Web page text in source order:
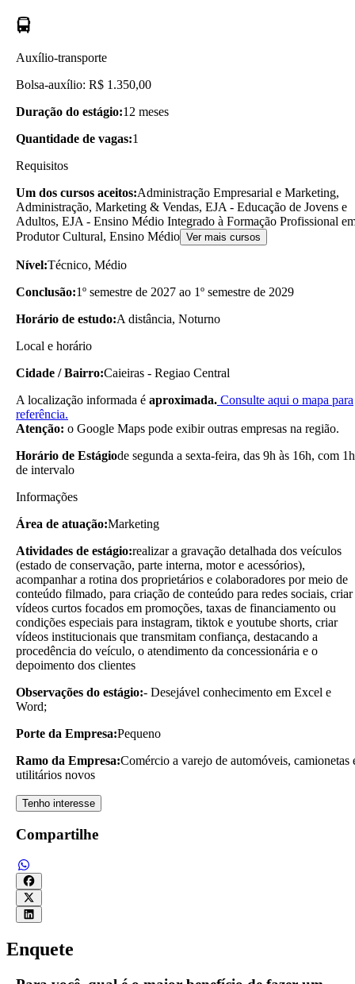
Auxílio-transporte
Bolsa-auxílio: R$ 1.350,00
Duração do estágio:12 meses
Quantidade de vagas:1
Requisitos
Um dos cursos aceitos:Administração Empresarial e Marketing,
Administração, Marketing & Vendas, EJA - Educação de Jovens e
Adultos, EJA - Ensino Médio Integrado à Formação Profissional
Produtor Cultural, Ensino Médio Ver mais cursos
Nível:Técnico, Médio
Conclusão:1º semestre de 2027 ao 1º semestre de 2029
Horário de estudo:A distância, Noturno
Local e horário
Cidade / Bairro:Caieiras - Regiao Central
A localização informada é aproximada. Consulte aqui o mapa para
referência.
Atenção: o Google Maps pode exibir outras empresas na região.
Horário de Estágiode segunda a sexta-feira, das 9h às 16h, com 1h
de intervalo
Informações
Área de atuação:Marketing
Atividades de estágio:realizar a gravação detalhada dos veículos
(estado de conservação, parte interna, motor e acessórios),
acompanhar a rotina dos proprietários e colaboradores por meio de
conteúdo filmado, para criação de conteúdo para redes sociais, criar
vídeos curtos focados em promoções, taxas de financiamento ou
condições especiais para instagram, tiktok e youtube shorts, criar
vídeos institucionais que transmitam confiança, destacando a
procedência do veículo, o atendimento da concessionária e o
depoimento dos clientes
Observações do estágio:- Desejável conhecimento em Excel e
Word;
Porte da Empresa:Pequeno
Ramo da Empresa:Comércio a varejo de automóveis, camionetas
utilitários novos
Tenho interesse
Compartilhe
Enquete